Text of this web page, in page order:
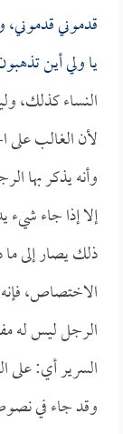
قدموني
يا ولي أين
النساء كذلك،
لأن الغالب على
وأنه يذكر بها
إلا إذا جاء
ذلك يصار إلى
الاختصاص،
الرجل ليس له
السرير أي: على
وقد جاء في